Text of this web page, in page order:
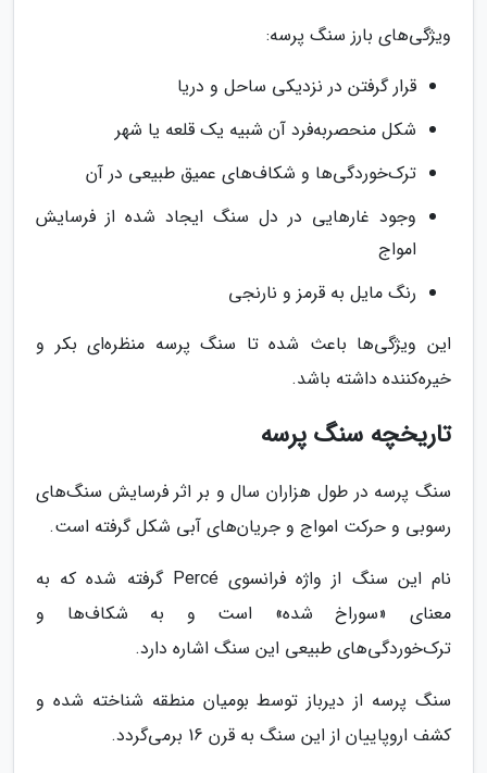
ویژگی‌های بارز سنگ پرسه:
قرار گرفتن در نزدیکی ساحل و دریا
شکل منحصربه‌فرد آن شبیه یک قلعه یا شهر
ترک‌خوردگی‌ها و شکاف‌های عمیق طبیعی در آن
وجود غارهایی در دل سنگ ایجاد شده از فرسایش
امواج
رنگ مایل به قرمز و نارنجی
این ویژگی‌ها باعث شده تا سنگ پرسه منظره‌ای بکر و
خیره‌کننده داشته باشد.
تاریخچه سنگ پرسه
سنگ پرسه در طول هزاران سال و بر اثر فرسایش سنگ‌های
رسوبی و حرکت امواج و جریان‌های آبی شکل گرفته است.
نام این سنگ از واژه فرانسوی Percé گرفته شده که به
معنای «سوراخ شده» است و به شکاف‌ها و
ترک‌خوردگی‌های طبیعی این سنگ اشاره دارد.
سنگ پرسه از دیرباز توسط بومیان منطقه شناخته شده و
کشف اروپاییان از این سنگ به قرن 16 برمی‌گردد.